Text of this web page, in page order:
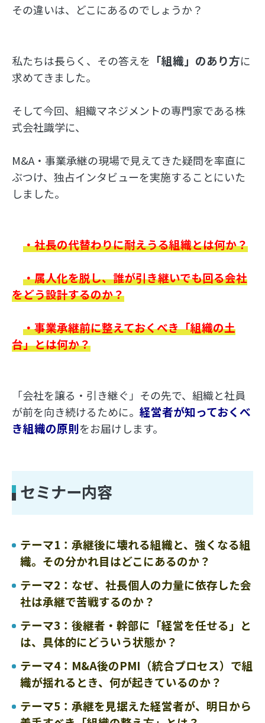
その違いは、どこにあるのでしょうか？
私たちは長らく、その答えを 「組織」のあり方に
求めてきました。
そして今回、組織マネジメントの専門家である株
式会社識学に、
M&A・事業承継の現場で見えてきた疑問を率直に
ぶつけ、独占インタビューを実施することにいた
しました。
・社長の代替わりに耐えうる組織とは何か？
・属人化を脱し、誰が引き継いでも回る会社
をどう設計するのか？
・事業承継前に整えておくべき「組織の土
台」とは何か？
「会社を譲る・引き継ぐ」その先で、組織と社員
が前を向き続けるために。 経営者が知っておくべ
き組織の原則をお届けします。
セミナー内容
テーマ1：承継後に壊れる組織と、強くなる組
織。その分かれ目はどこにあるのか？
テーマ2：なぜ、社長個人の力量に依存した会
社は承継で苦戦するのか？
テーマ3：後継者・幹部に「経営を任せる」と
は、具体的にどういう状態か？
テーマ4：M&A後のPMI（統合プロセス）で組
織が揺れるとき、何が起きているのか？
テーマ5：承継を見据えた経営者が、明日から